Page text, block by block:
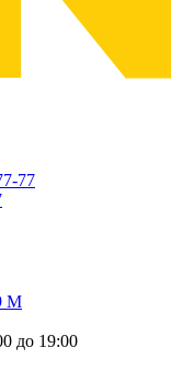
77
М
до 19:00